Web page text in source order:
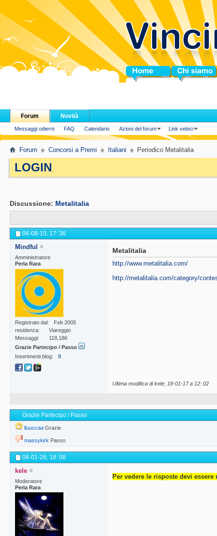
Home Chi siamo
Forum
Messaggi odierni FAQ Calendario Azioni del forum Link veloci
Novità
Forum Concorsi a Premi Italiani Periodico Metalitalia
LOGIN.
Discussione: Metalitalia
06-08-10, 17: 36
Mindful
Amministratore
Perla Rara
Registrato dal
Feb 2005
residenza
Viareggio
Messaggi
118,186
Grazie Partecipo / Passo
Inserimenti blog
8
Metalitalia
http://www.metalitalia.com/
http://metalitalia.com/category/
Ultima modifica di kele; 18-01-17 a 12: 02
Grazie Partecipo / Passo
lluuccaa Grazie
massykirk Passo
06-01-26, 18: 08
kele
Moderatore
Perla Rara
Per vedere le risposte devi essere